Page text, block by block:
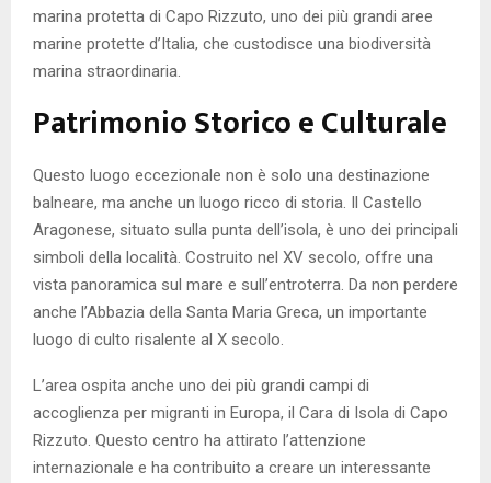
marina protetta di Capo Rizzuto, uno dei più grandi aree
marine protette d’Italia, che custodisce una biodiversità
marina straordinaria.
Patrimonio Storico e Culturale
Questo luogo eccezionale non è solo una destinazione
balneare, ma anche un luogo ricco di storia. Il Castello
Aragonese, situato sulla punta dell’isola, è uno dei principali
simboli della località. Costruito nel XV secolo, offre una
vista panoramica sul mare e sull’entroterra. Da non perdere
anche l’Abbazia della Santa Maria Greca, un importante
luogo di culto risalente al X secolo.
L’area ospita anche uno dei più grandi campi di
accoglienza per migranti in Europa, il Cara di Isola di Capo
Rizzuto. Questo centro ha attirato l’attenzione
internazionale e ha contribuito a creare un interessante